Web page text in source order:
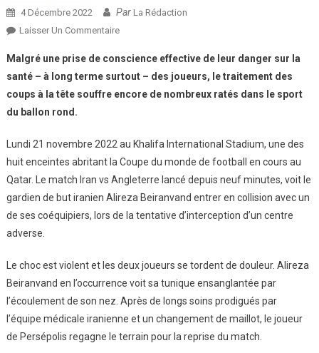
4 Décembre 2022 Par La Rédaction
Laisser Un CommentaireSur
Football
Ne
Sait
Gérer
Les
Commotions
Cérébrales
Malgré une prise de conscience effective de leur danger sur la
santé – à long terme surtout – des joueurs, le traitement des
coups à la tête souffre encore de nombreux ratés dans le sport
du ballon rond.
Lundi 21 novembre 2022 au Khalifa International Stadium, une des
huit enceintes abritant la Coupe du monde de football en cours au
Qatar. Le match Iran vs Angleterre lancé depuis neuf minutes, voit le
gardien de but iranien Alireza Beiranvand entrer en collision avec un
de ses coéquipiers, lors de la tentative d’interception d’un centre
adverse.
Le choc est violent et les deux joueurs se tordent de douleur. Alireza
Beiranvand en l’occurrence voit sa tunique ensanglantée par
l’écoulement de son nez. Après de longs soins prodigués par
l’équipe médicale iranienne et un changement de maillot, le joueur
de Persépolis regagne le terrain pour la reprise du match.